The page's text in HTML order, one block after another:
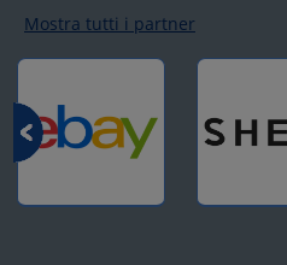
Mostra tutti i partner